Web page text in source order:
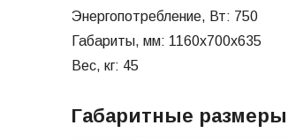
Энергопотребление, Вт: 750
Габариты, мм: 1160х700х635
Вес, кг: 45
Габаритные размеры